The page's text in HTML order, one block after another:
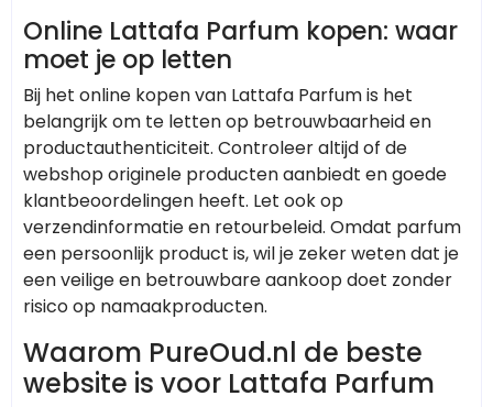
Online Lattafa Parfum kopen: waar
moet je op letten
Bij het online kopen van Lattafa Parfum is het
belangrijk om te letten op betrouwbaarheid en
productauthenticiteit. Controleer altijd of de
webshop originele producten aanbiedt en goede
klantbeoordelingen heeft. Let ook op
verzendinformatie en retourbeleid. Omdat parfum
een persoonlijk product is, wil je zeker weten dat je
een veilige en betrouwbare aankoop doet zonder
risico op namaakproducten.
Waarom PureOud.nl de beste
website is voor Lattafa Parfum